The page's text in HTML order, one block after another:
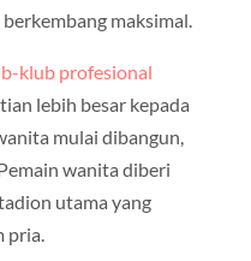
maksimal.
klub profesional
lebih besar kepada
mulai dibangun,
wanita diberi
utama yang
pria.